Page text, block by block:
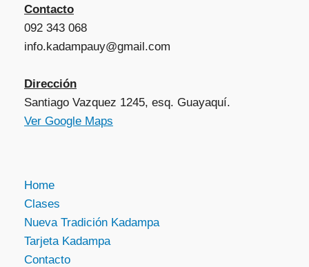
Contacto
092 343 068
info.kadampauy@gmail.com
Dirección
Santiago Vazquez 1245, esq. Guayaquí.
Ver Google Maps
Home
Clases
Nueva Tradición Kadampa
Tarjeta Kadampa
Contacto